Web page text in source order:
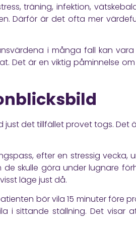
träning, infektion,
Därför är det ofta mer
i många fall kan
Det är en viktig påminnelse
just det tillfället provet togs.
efter en stressig vecka,
skulle göra under lugnare
läge just då.
bör vila 15 minuter före
i sittande ställning. Det visar